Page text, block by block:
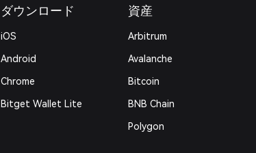
ダウンロード
iOS
Android
Chrome
Bitget Wallet Lite
資産
Arbitrum
Avalanche
Bitcoin
BNB Chain
Polygon